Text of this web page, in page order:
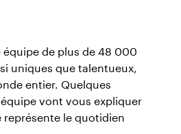
équipe de plus de 48 000
uniques que talentueux,
entier. Quelques
vont vous expliquer
représente le quotidien